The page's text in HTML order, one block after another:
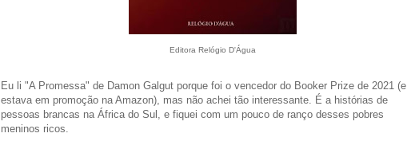
Editora Relógio D'Água
Eu li "A Promessa" de Damon Galgut porque foi o vencedor do Booker Prize de 2021 (e
estava em promoção na Amazon), mas não achei tão interessante. É a histórias de
pessoas brancas na África do Sul, e fiquei com um pouco de ranço desses pobres
meninos ricos.